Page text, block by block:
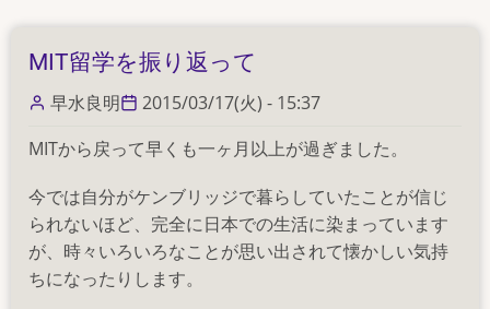
MIT留学を振り返って
早水良明
2015/03/17(火) - 15:37
MITから戻って早くも一ヶ月以上が過ぎました。
今では自分がケンブリッジで暮らしていたことが信じ
られないほど、完全に日本での生活に染まっています
が、時々いろいろなことが思い出されて懐かしい気持
ちになったりします。